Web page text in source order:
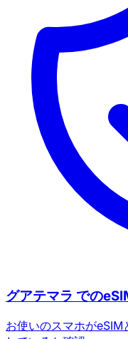
グアテマラ での
お使いのスマホが